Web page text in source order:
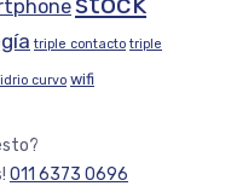
triple contacto triple
curvo wifi
011 6373 0696